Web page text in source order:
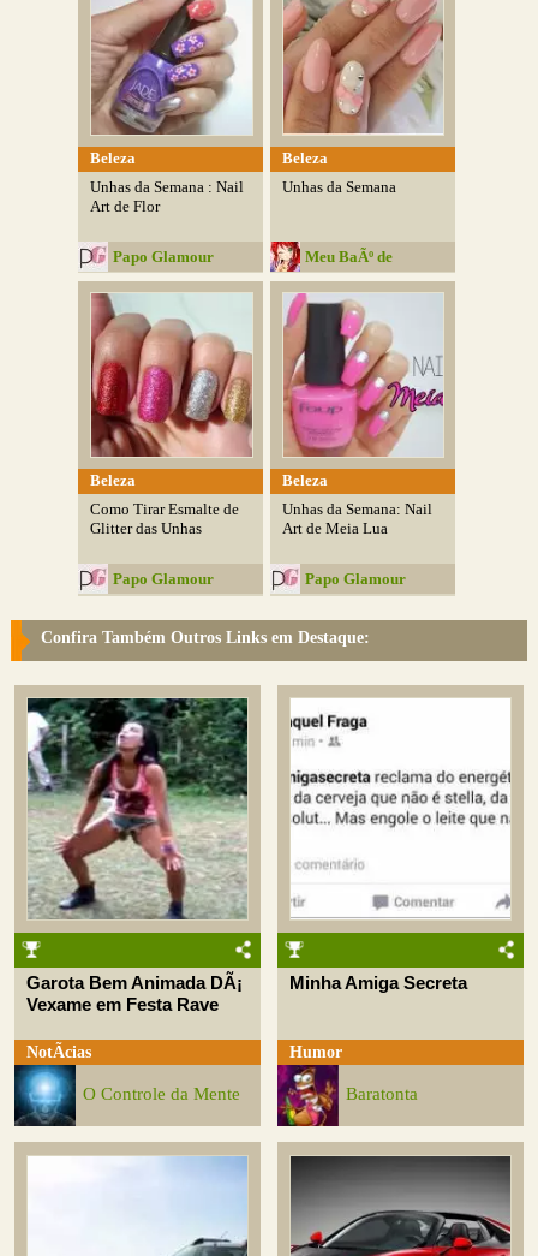
Beleza
Unhas da Semana : Nail
Art de Flor
Papo Glamour
Beleza
Unhas da Semana
Meu BaÃº de
Estrelas
Beleza
Como Tirar Esmalte de
Glitter das Unhas
Papo Glamour
Beleza
Unhas da Semana: Nail
Art de Meia Lua
Papo Glamour
Confira Também Outros Links em Destaque:
Garota Bem Animada DÃ¡
Vexame em Festa Rave
NotÃ­cias
O Controle da Mente
Minha Amiga Secreta
Humor
Baratonta